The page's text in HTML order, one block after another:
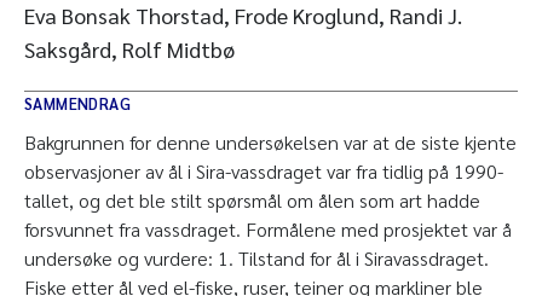
Eva Bonsak Thorstad, Frode Kroglund, Randi J.
Saksgård, Rolf Midtbø
SAMMENDRAG
Bakgrunnen for denne undersøkelsen var at de siste kjente
observasjoner av ål i Sira-vassdraget var fra tidlig på 1990-
tallet, og det ble stilt spørsmål om ålen som art hadde
forsvunnet fra vassdraget. Formålene med prosjektet var å
undersøke og vurdere: 1. Tilstand for ål i Siravassdraget.
Fiske etter ål ved el-fiske, ruser, teiner og markliner ble